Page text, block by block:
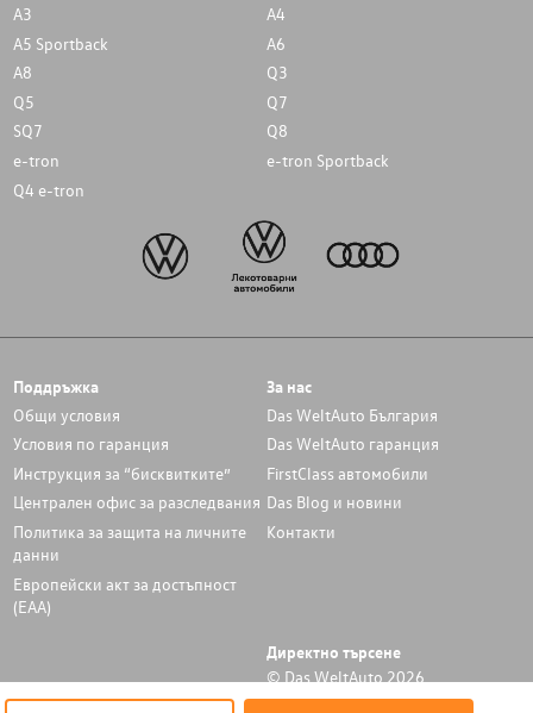
A3
A4
A5 Sportback
A6
A8
Q3
Q5
Q7
SQ7
Q8
e-tron
e-tron Sportback
Q4 e-tron
Поддръжка
Общи условия
Условия по гаранция
Инструкция за “бисквитките”
Централен офис за разследвания
Политика за защита на личните
данни
Европейски акт за достъпност
(ЕАА)
За нас
Das WeltAuto България
Das WeltAuto гаранция
FirstClass автомобили
Das Blog и новини
Контакти
Директно търсене
© Das WeltAuto 2026